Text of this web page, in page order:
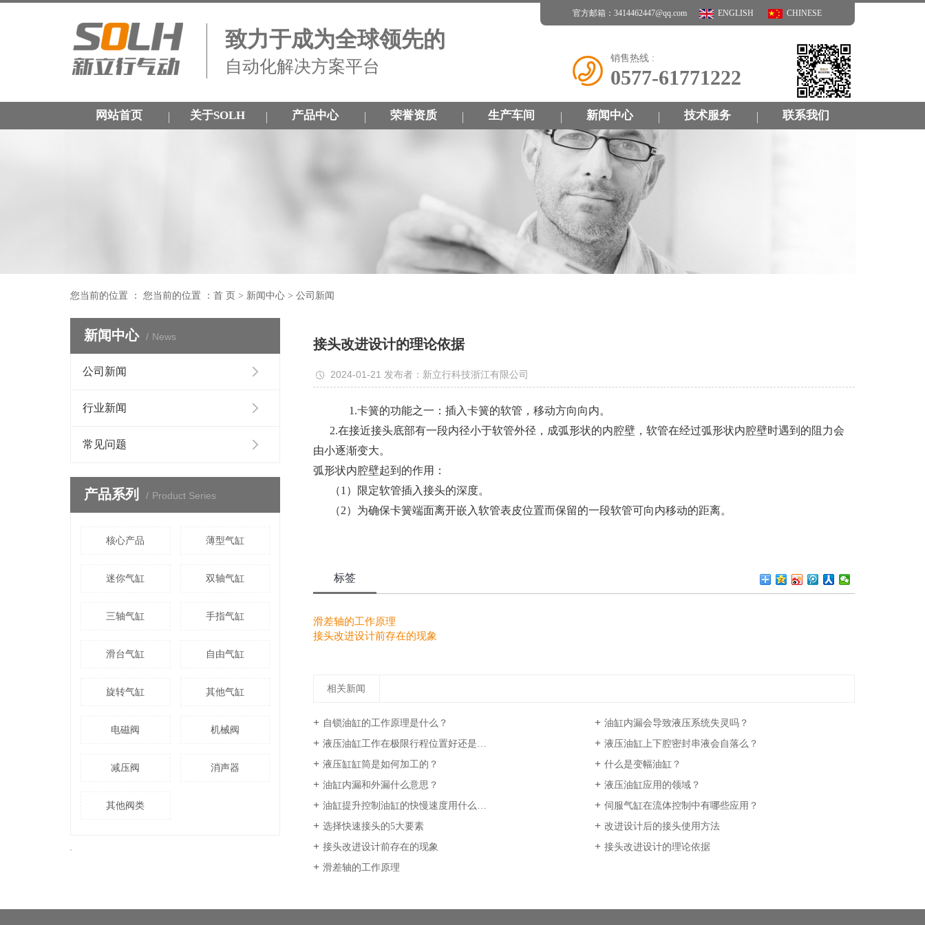
致力于成为全球领先的
自动化解决方案平台
官方邮箱：3414462447@qq.com ENGLISH CHINESE
销售热线 :
0577-61771222
网站首页 关于SOLH 产品中心 荣誉资质 生产车间 新闻中心 技术服务 联系我们
您当前的位置 ： 您当前的位置 ： 首 页 > 新闻中心 > 公司新闻
新闻中心 News
公司新闻
行业新闻
常见问题
产品系列 Product Series
核心产品 薄型气缸
迷你气缸 双轴气缸
三轴气缸 手指气缸
滑台气缸 自由气缸
旋转气缸 其他气缸
电磁阀 机械阀
减压阀 消声器
其他阀类
接头改进设计的理论依据
2024-01-21 发布者：新立行科技浙江有限公司
1.卡簧的功能之一：插入卡簧的软管，移动方向向内。
2.在接近接头底部有一段内径小于软管外径，成弧形状的内腔壁，软管在经过弧形状内腔壁时遇到的阻力会
由小逐渐变大。
弧形状内腔壁起到的作用：
（1）限定软管插入接头的深度。
（2）为确保卡簧端面离开嵌入软管表皮位置而保留的一段软管可向内移动的距离。
标签
滑差轴的工作原理
接头改进设计前存在的现象
相关新闻
自锁油缸的工作原理是什么？
油缸内漏会导致液压系统失灵吗？
液压油缸工作在极限行程位置好还是不好？
液压油缸上下腔密封串液会自落么？
液压缸缸筒是如何加工的？
什么是变幅油缸？
油缸内漏和外漏什么意思？
液压油缸应用的领域？
油缸提升控制油缸的快慢速度用什么阀？
伺服气缸在流体控制中有哪些应用？
选择快速接头的5大要素
改进设计后的接头使用方法
接头改进设计前存在的现象
接头改进设计的理论依据
滑差轴的工作原理